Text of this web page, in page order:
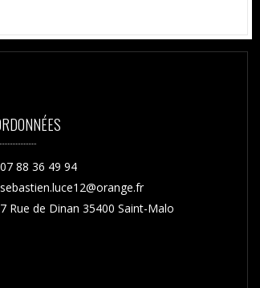
07 88 36 49 94
sebastien.luce12@orange.fr
7 Rue de Dinan 35400 Saint-Malo